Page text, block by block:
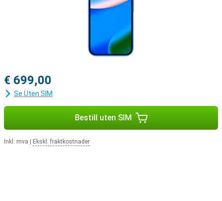
€ 699,00
Se Uten SIM
Bestill uten SIM
Inkl. mva Ekskl. fraktkostnader